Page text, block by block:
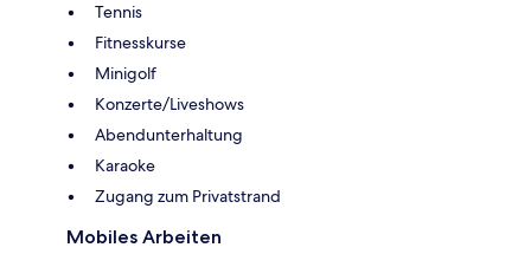
Tennis
Fitnesskurse
Minigolf
Konzerte/Liveshows
Abendunterhaltung
Karaoke
Zugang zum Privatstrand
Mobiles Arbeiten